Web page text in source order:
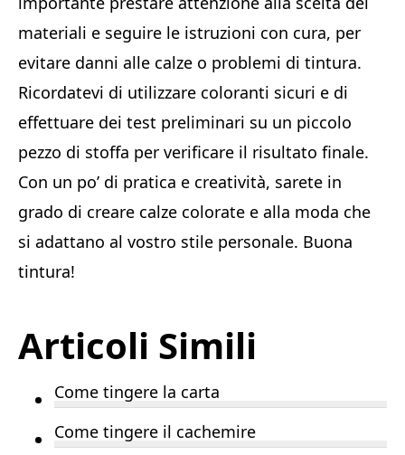
materiali e seguire le istruzioni con cura, per
evitare danni alle calze o problemi di tintura.
Ricordatevi di utilizzare coloranti sicuri e di
effettuare dei test preliminari su un piccolo
pezzo di stoffa per verificare il risultato finale.
Con un po’ di pratica e creatività, sarete in
grado di creare calze colorate e alla moda che
si adattano al vostro stile personale. Buona
tintura!
Articoli Simili
Come tingere la carta
Come tingere il cachemire